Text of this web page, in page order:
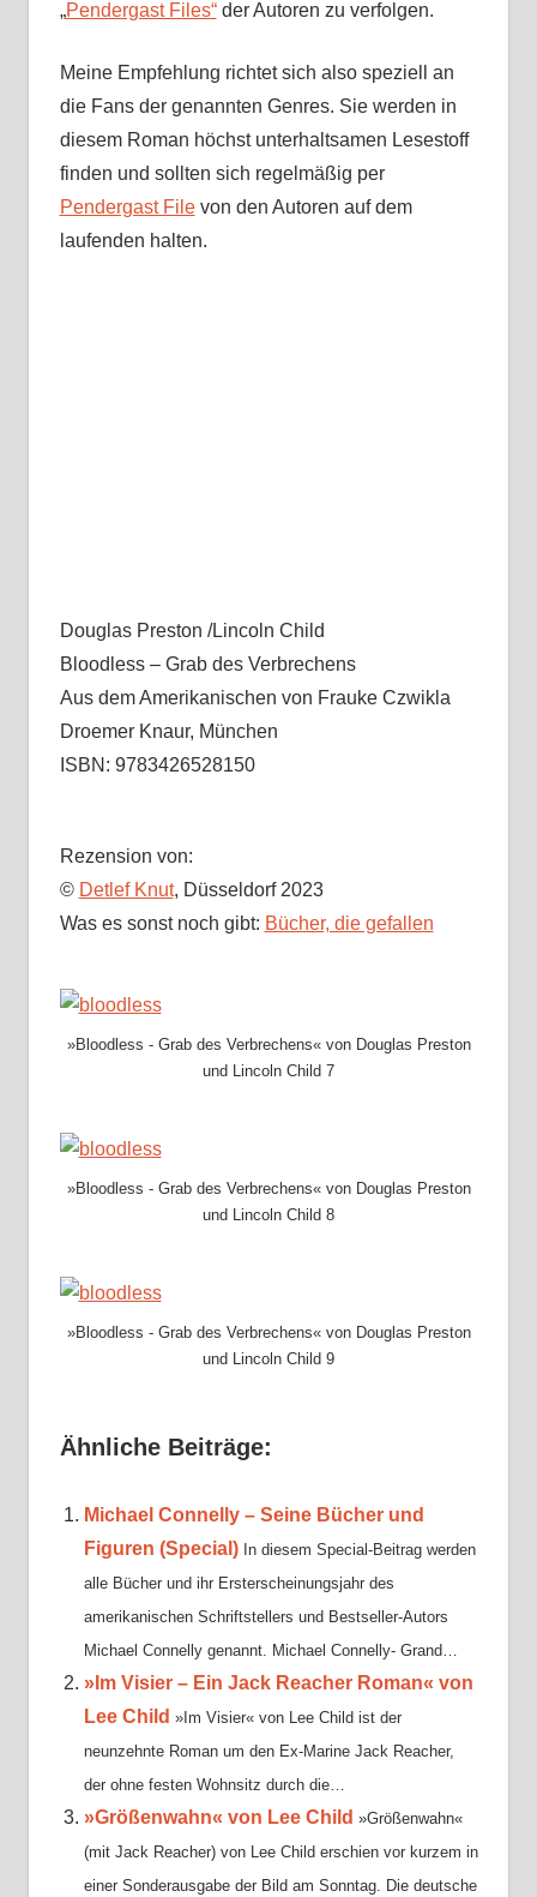
„Pendergast Files“der Autoren zu verfolgen.
Meine Empfehlung richtet sich also speziell an
die Fans der genannten Genres. Sie werden in
diesem Roman höchst unterhaltsamen Lesestoff
finden und sollten sich regelmäßig per
Pendergast Filevon den Autoren auf dem
laufenden halten.
Douglas Preston /Lincoln Child
Bloodless – Grab des Verbrechens
Aus dem Amerikanischen von Frauke Czwikla
Droemer Knaur, München
ISBN: 9783426528150
Rezension von:
© Detlef Knut, Düsseldorf 2023
Was es sonst noch gibt: Bücher, die gefallen
»Bloodless - Grab des Verbrechens« von Douglas Preston
und Lincoln Child 7
»Bloodless - Grab des Verbrechens« von Douglas Preston
und Lincoln Child 8
»Bloodless - Grab des Verbrechens« von Douglas Preston
und Lincoln Child 9
Ähnliche Beiträge:
Michael Connelly – Seine Bücher und
Figuren (Special) In diesem Special-Beitrag werden
alle Bücher und ihr Ersterscheinungsjahr des
amerikanischen Schriftstellers und Bestseller-Autors
Michael Connelly genannt. Michael Connelly- Grand…
»Im Visier – Ein Jack Reacher Roman« von
Lee Child »Im Visier« von Lee Child ist der
neunzehnte Roman um den Ex-Marine Jack Reacher,
der ohne festen Wohnsitz durch die…
»Größenwahn« von Lee Child »Größenwahn«
(mit Jack Reacher) von Lee Child erschien vor kurzem in
einer Sonderausgabe der Bild am Sonntag. Die deutsche